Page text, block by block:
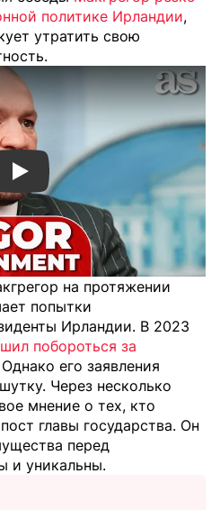
политике Ирландии,
утратить свою
Смотреть видео YouTube
на протяжении
попытки
Ирландии. В 2023
побороться за
его заявления
Через несколько
мнение о тех, кто
главы государства. Он
перед
и уникальны.